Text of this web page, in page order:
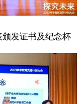
发证书及纪念杯